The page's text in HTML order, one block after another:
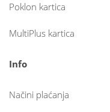
Poklon kartica
MultiPlus kartica
Info
Načini plaćanja